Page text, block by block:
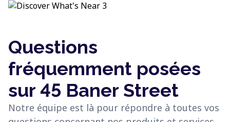
Questions
fréquemment posées
sur 45 Baner Street
Notre équipe est là pour répondre à toutes vos